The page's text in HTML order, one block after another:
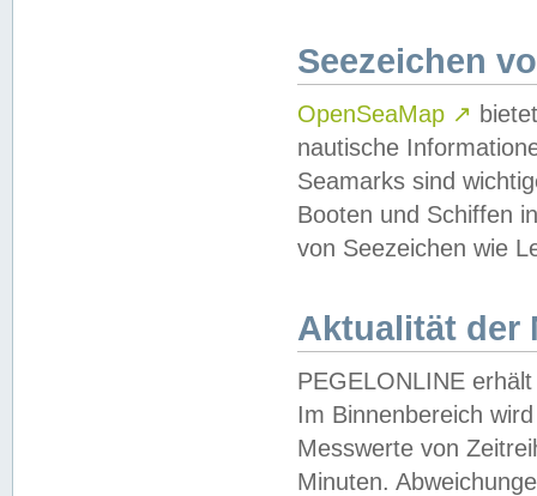
Seezeichen
OpenSeaMap ↗
nautische
Seamarks sind
Booten und Schiffen
von Seezeichen wie
Aktualität der
PEGELONLINE
Im Binnenbereich
Messwerte von
Minuten.